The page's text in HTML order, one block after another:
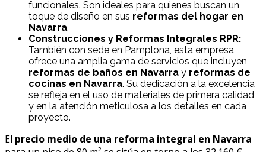
funcionales. Son ideales para quienes buscan un
toque de diseño en sus reformas del hogar en
Navarra.
Construcciones y Reformas Integrales RPR:
También con sede en Pamplona, esta empresa
ofrece una amplia gama de servicios que incluyen
reformas de baños en Navarra y reformas de
cocinas en Navarra. Su dedicación a la excelencia
se refleja en el uso de materiales de primera calidad
y en la atención meticulosa a los detalles en cada
proyecto.
El precio medio de una reforma integral en Navarra